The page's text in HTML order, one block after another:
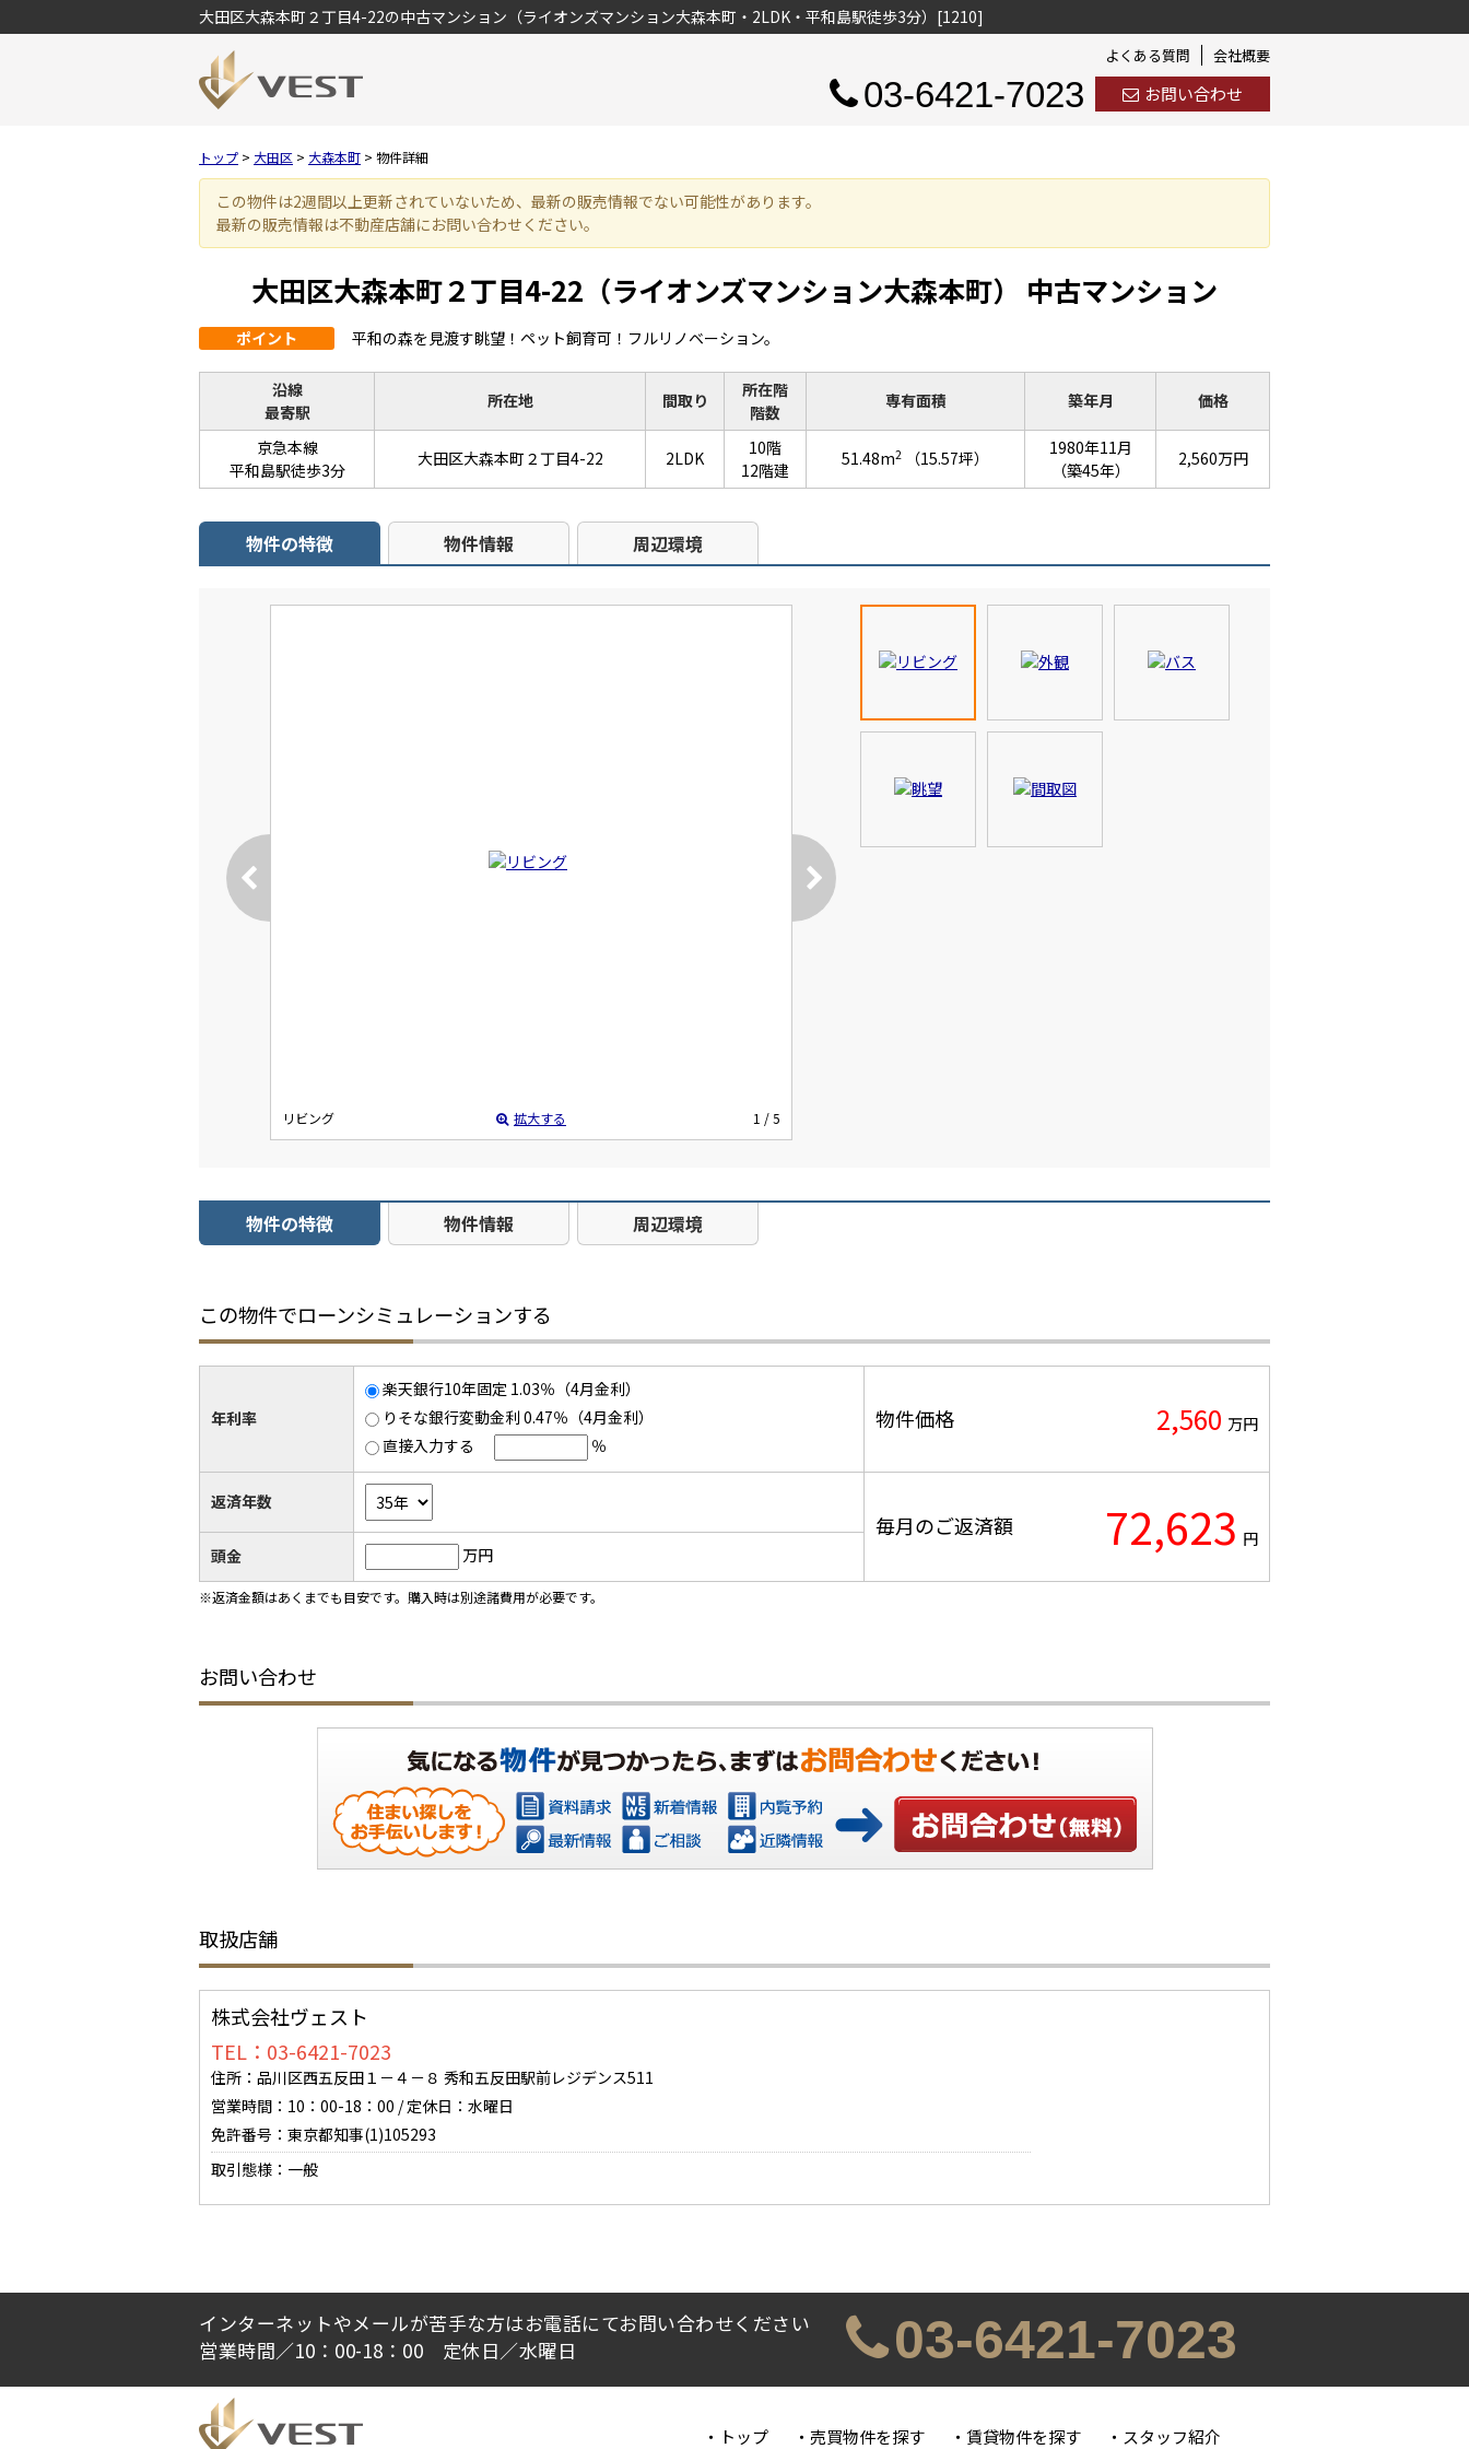
大田区大森本町２丁目4-22の中古マンション（ライオンズマンション大森本町・2LDK・平和島駅徒歩3分）[1210]
よくある質問 会社概要
お問い合わせ
03-6421-7023
トップ > 大田区 > 大森本町 > 物件詳細
この物件は2週間以上更新されていないため、最新の販売情報でない可能性があります。
最新の販売情報は不動産店舗にお問い合わせください。
大田区大森本町２丁目4-22（ライオンズマンション大森本町） 中古マンション
ポイント 平和の森を見渡す眺望！ペット飼育可！フルリノベーション。
沿線
最寄駅
所在地 間取り
所在階
階数
専有面積 築年月 価格
京急本線
平和島駅徒歩3分
大田区大森本町２丁目4-22 2LDK
10階
12階建
51.48m2 （15.57坪）
1980年11月
（築45年）
2,560万円
物件の特徴 物件情報 周辺環境
リビング 拡大する 1 / 5
物件の特徴 物件情報 周辺環境
この物件でローンシミュレーションする
年利率
楽天銀行10年固定 1.03％（4月金利）
りそな銀行変動金利 0.47％（4月金利）
直接入力する
％
物件価格 2,560 万円
返済年数
毎月のご返済額 72,623 円
頭金
万円
※返済金額はあくまでも目安です。購入時は別途諸費用が必要です。
お問い合わせ
取扱店舗
株式会社ヴェスト
TEL：03-6421-7023
住所：品川区西五反田１－４－８ 秀和五反田駅前レジデンス511
営業時間：10：00-18：00 / 定休日：水曜日
免許番号：東京都知事(1)105293
取引態様：一般
インターネットやメールが苦手な方はお電話にてお問い合わせください
営業時間／10：00-18：00 定休日／水曜日
03-6421-7023
トップ 売買物件を探す 賃貸物件を探す スタッフ紹介